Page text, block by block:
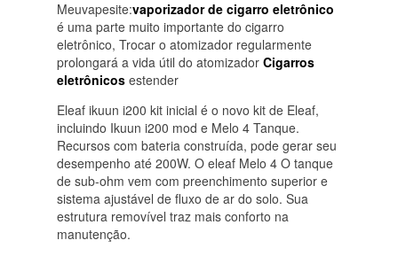
Meuvapesite:vaporizador de cigarro eletrônico
é uma parte muito importante do cigarro
eletrônico, Trocar o atomizador regularmente
prolongará a vida útil do atomizador Cigarros
eletrônicos estender
Eleaf ikuun i200 kit inicial é o novo kit de Eleaf,
incluindo Ikuun i200 mod e Melo 4 Tanque.
Recursos com bateria construída, pode gerar seu
desempenho até 200W. O eleaf Melo 4 O tanque
de sub-ohm vem com preenchimento superior e
sistema ajustável de fluxo de ar do solo. Sua
estrutura removível traz mais conforto na
manutenção.